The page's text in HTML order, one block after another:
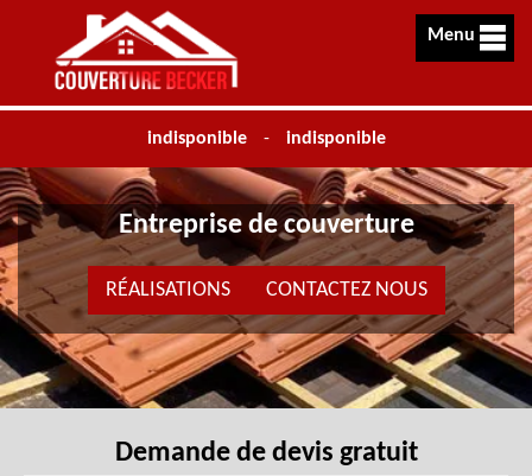
Menu
indisponible - indisponible
Entreprise de couverture
RÉALISATIONS CONTACTEZ NOUS
Demande de devis gratuit